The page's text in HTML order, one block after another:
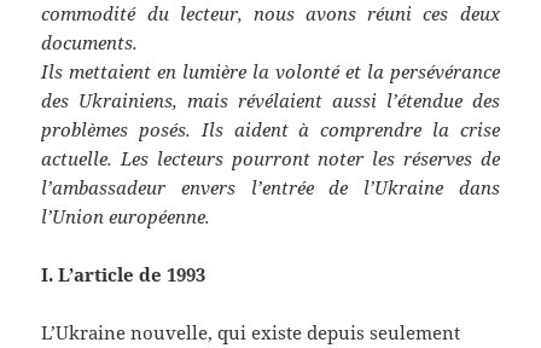
commodité du lecteur, nous avons réuni ces deux
documents.
Ils mettaient en lumière la volonté et la persévérance
des Ukrainiens, mais révélaient aussi l’étendue des
problèmes posés. Ils aident à comprendre la crise
actuelle. Les lecteurs pourront noter les réserves de
l’ambassadeur envers l’entrée de l’Ukraine dans
l’Union européenne.
I. L’article de 1993
L’Ukraine nouvelle, qui existe depuis seulement